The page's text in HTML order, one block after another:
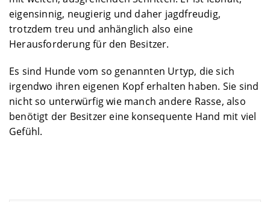
eigensinnig, neugierig und daher jagdfreudig,
trotzdem treu und anhänglich also eine
Herausforderung für den Besitzer.
Es sind Hunde vom so genannten Urtyp, die sich
irgendwo ihren eigenen Kopf erhalten haben. Sie sind
nicht so unterwürfig wie manch andere Rasse, also
benötigt der Besitzer eine konsequente Hand mit viel
Gefühl.